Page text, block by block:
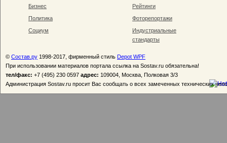
Бизнес
Политика
Социум
Рейтинги
Фоторепортажи
Индустриальные
стандарты
© Состав.ру 1998-2017, фирменный стиль Depot WPF
При использовании материалов портала ссылка на Sostav.ru обязательна!
тел/факс: +7 (495) 230 0597 адрес: 109004, Москва, Полковая 3/3
Администрация Sostav.ru просит Вас сообщать о всех замеченных технических